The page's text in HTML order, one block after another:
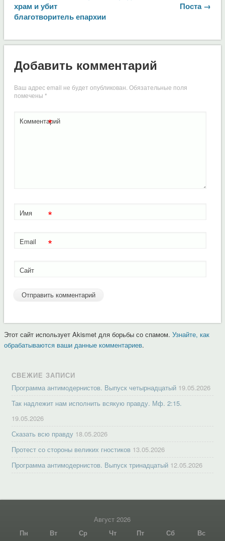
храм и убит
благотворитель епархии
Поста →
Добавить комментарий
Ваш адрес email не будет опубликован.Обязательные поля
помечены *
Комментарий
*
Имя *
Email *
Сайт
Этот сайт использует Akismet для борьбы со спамом. Узнайте, как
обрабатываются ваши данные комментариев.
СВЕЖИЕ ЗАПИСИ
Программа антимодернистов. Выпуск четырнадцатый 19.05.2026
Так надлежит нам исполнить всякую правду. Мф. 2:15.
19.05.2026
Сказать всю правду 18.05.2026
Протест со стороны великих гностиков 13.05.2026
Программа антимодернистов. Выпуск тринадцатый 12.05.2026
Август 2026
Пн
Вт Ср Чт Пт Сб Вс